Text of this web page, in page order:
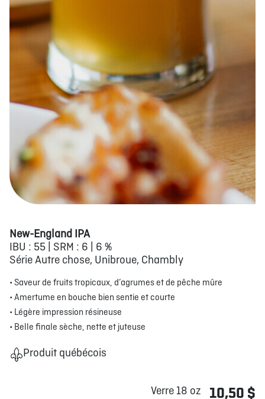
New-England IPA
IBU : 55 | SRM : 6 | 6 %
Série Autre chose, Unibroue, Chambly
• Saveur de fruits tropicaux, d’agrumes et de pêche mûre
• Amertume en bouche bien sentie et courte
• Légère impression résineuse
• Belle finale sèche, nette et juteuse
Produit québécois
Verre 18 oz 10,50 $